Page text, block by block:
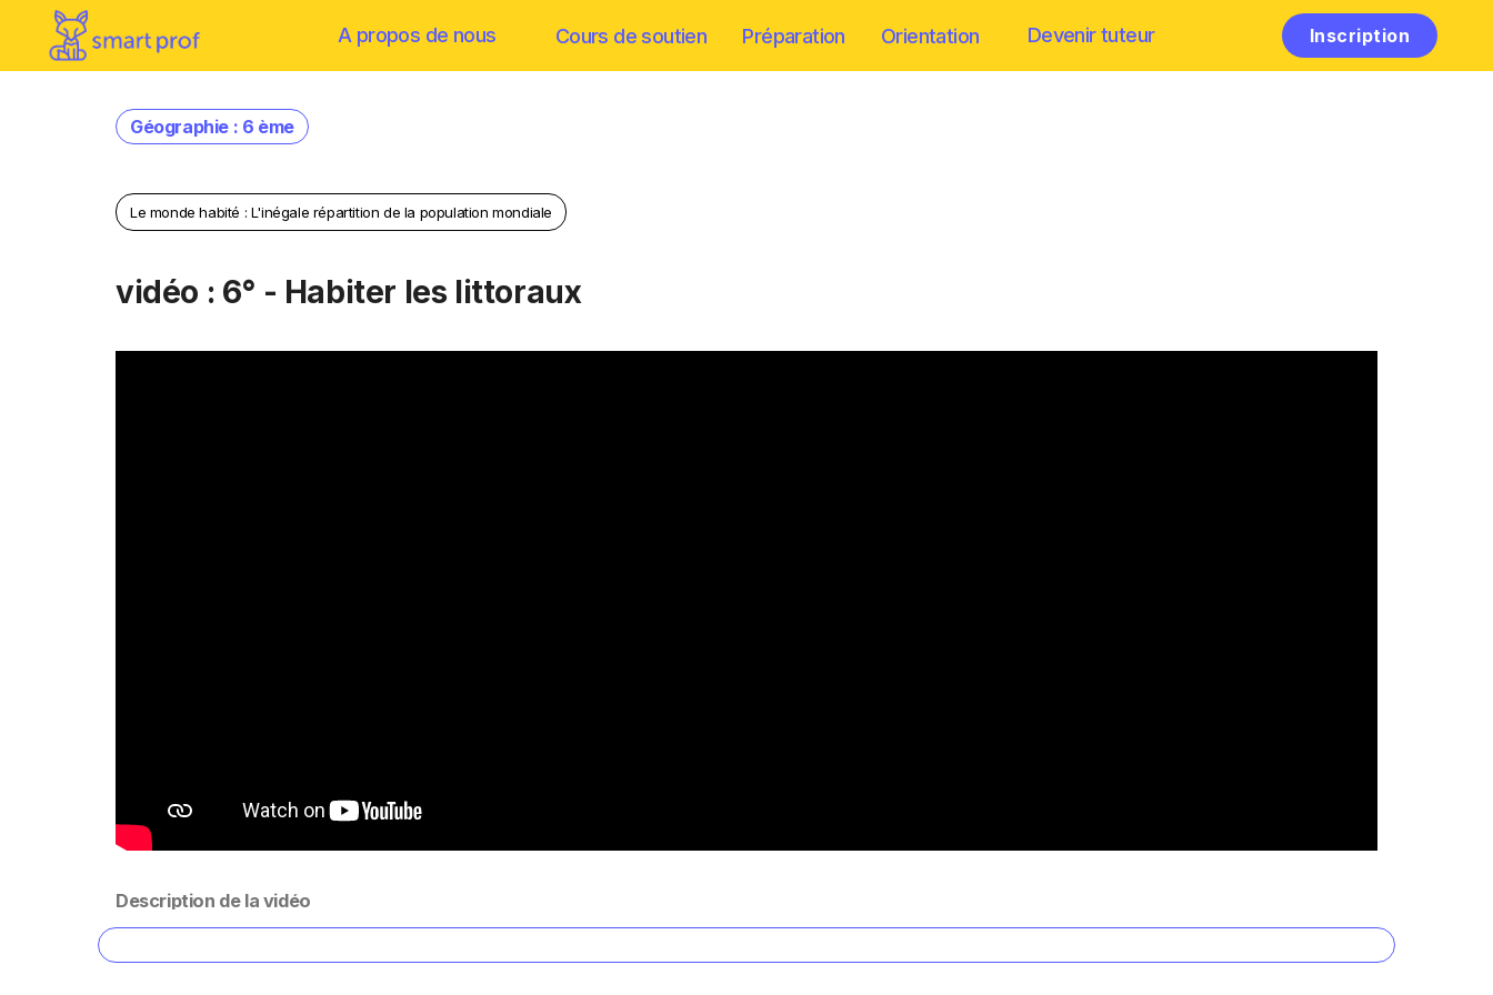
A propos de nous Cours de soutien Préparation Orientation Devenir tuteur Inscription
Géographie : 6 ème
Le monde habité : L'inégale répartition de la population mondiale
vidéo : 6° - Habiter les littoraux
Description de la vidéo